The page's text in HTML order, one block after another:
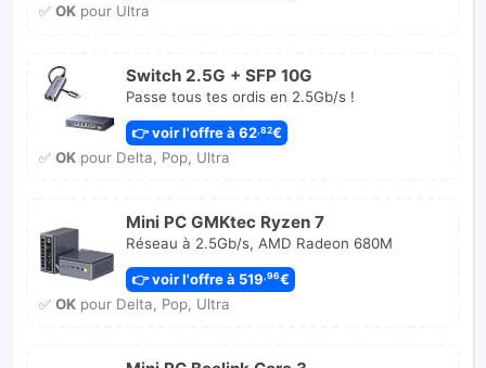
✅ OKpour Ultra
Switch 2.5G + SFP 10G
Passe tous tes ordis en 2.5Gb/s !
👉 voir l'offre à 62,82€
✅ OKpour Delta, Pop, Ultra
Mini PC GMKtec Ryzen 7
Réseau à 2.5Gb/s, AMD Radeon 680M
👉 voir l'offre à 519 ,96€
✅ OKpour Delta, Pop, Ultra